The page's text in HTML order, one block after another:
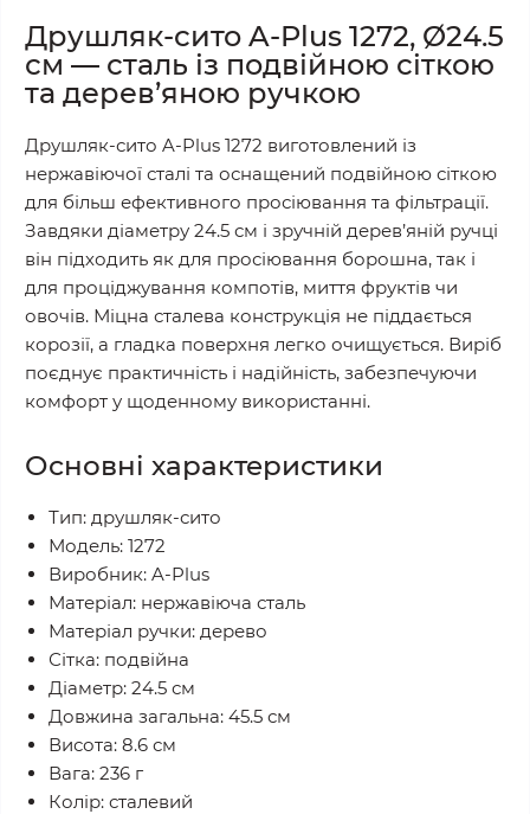
Друшляк-сито A-Plus 1272, Ø24.5
см — сталь із подвійною сіткою
та дерев’яною ручкою
Друшляк-сито A-Plus 1272 виготовлений із
нержавіючої сталі та оснащений подвійною сіткою
для більш ефективного просіювання та фільтрації.
Завдяки діаметру 24.5 см і зручній дерев’яній ручці
він підходить як для просіювання борошна, так і
для проціджування компотів, миття фруктів чи
овочів. Міцна сталева конструкція не піддається
корозії, а гладка поверхня легко очищується. Виріб
поєднує практичність і надійність, забезпечуючи
комфорт у щоденному використанні.
Основні характеристики
Тип: друшляк-сито
Модель: 1272
Виробник: A-Plus
Матеріал: нержавіюча сталь
Матеріал ручки: дерево
Сітка: подвійна
Діаметр: 24.5 см
Довжина загальна: 45.5 см
Висота: 8.6 см
Вага: 236 г
Колір: сталевий